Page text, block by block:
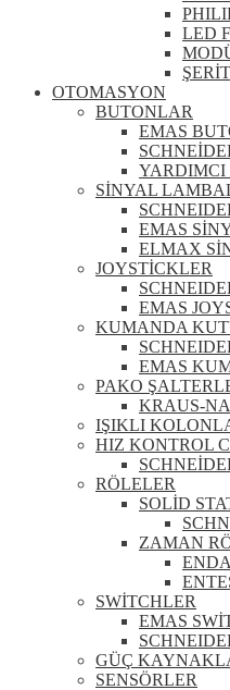
LED
OTOMASYON
BUTONLAR
EMAS
SİNYAL
EMAS
ELMAX
JOYSTİCKLER
EMAS
KUMANDA
EMAS
PAKO
KRAUS-
IŞIKLI
HIZ KONTROL
RÖLELER
SOLİD
ZAMAN
SWİTCHLER
EMAS
GÜÇ
SENSÖRLER